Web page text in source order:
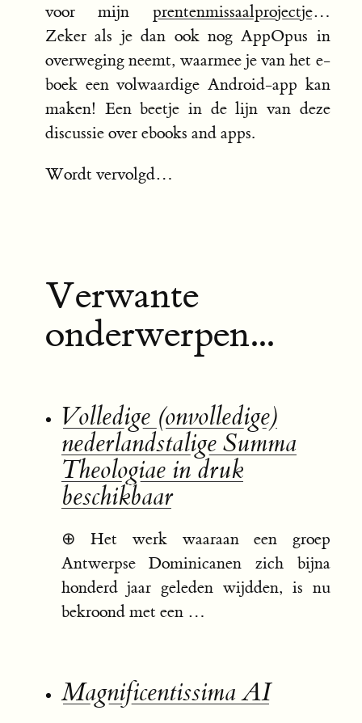
voor mijn prentenmissaalprojectje…
Zeker als je dan ook nog AppOpus in
overweging neemt, waarmee je van het e-
boek een volwaardige Android-app kan
maken! Een beetje in de lijn van deze
discussie over ebooks and apps.
Wordt vervolgd…
Verwante
onderwerpen...
Volledige (onvolledige)
nederlandstalige Summa
Theologiae in druk
beschikbaar
⊕Het werk waaraan een groep
Antwerpse Dominicanen zich bijna
honderd jaar geleden wijdden, is nu
bekroond met een …
Magnificentissima AI